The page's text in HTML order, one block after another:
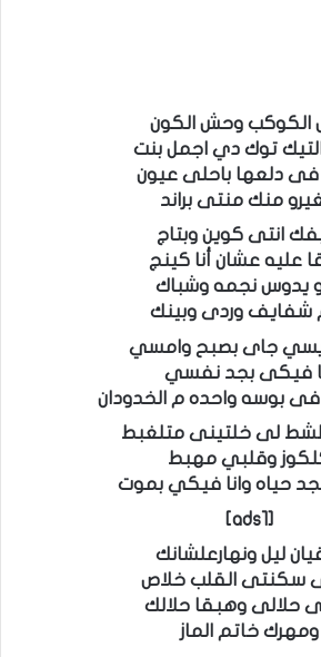
الكوكب وحش الكون
توك دي اجمل بنت
دلعها باحلى عيون
منك منتى براند
انتى كوين وبتاج
عليه عشان أنا كينج
يدوس نجمه وشباك
شفايف وردى وبينك
جاى بصبح وامسي
فيكى بجد نفسي
فى بوسه واحده م الخدودان
لى خلتينى متلغبط
وقلبي مهبط
حياه وانا فيكي بموت
[ads1]
ليل ونهارعلشانك
سكنتى القلب خلاص
حلالى وهبقا حلالك
ومهرك خاتم الماز